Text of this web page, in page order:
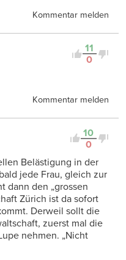
Kommentar melden
11
0
Kommentar melden
10
0
Belästigung in der
jede Frau, gleich zur
dann den „grossen
Zürich ist da sofort
Derweil sollt die
zuerst mal die
nehmen. „Nicht